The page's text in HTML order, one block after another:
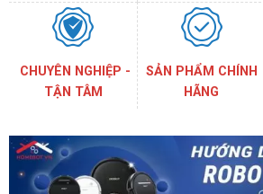
CHUYÊN NGHIỆP -
TẬN TÂM
SẢN PHẨM CHÍNH
HÃNG